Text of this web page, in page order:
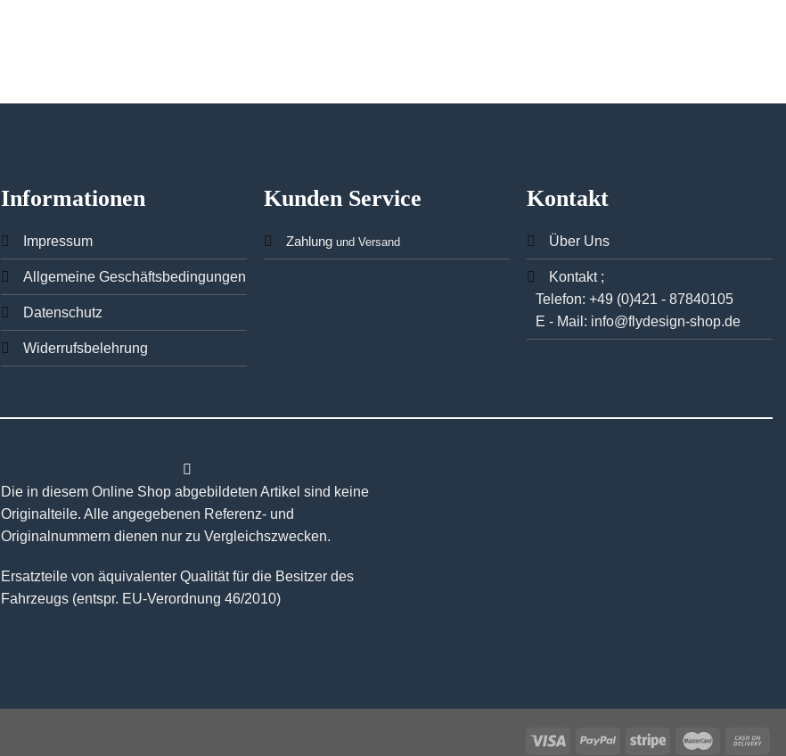
Informationen
Impressum
Allgemeine Geschäftsbedingungen
Datenschutz
Widerrufsbelehrung
Kunden Service
Zahlung und Versand
Kontakt
Über Uns
Kontakt ;
Telefon:+49 (0)421 - 87840105
E - Mail: info@flydesign-shop.de
Die in diesem Online Shop abgebildeten Artikel sind keine
Originalteile. Alle angegebenen Referenz- und
Originalnummern dienen nur zu Vergleichszwecken.
Ersatzteile von äquivalenter Qualität für die Besitzer des
Fahrzeugs (entspr. EU-Verordnung 46/2010)